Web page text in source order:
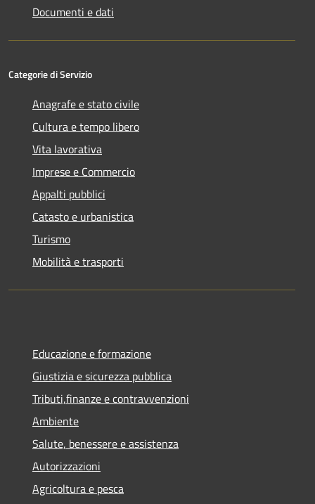
Documenti e dati
Categorie di Servizio
Anagrafe e stato civile
Cultura e tempo libero
Vita lavorativa
Imprese e Commercio
Appalti pubblici
Catasto e urbanistica
Turismo
Mobilità e trasporti
Educazione e formazione
Giustizia e sicurezza pubblica
Tributi,finanze e contravvenzioni
Ambiente
Salute, benessere e assistenza
Autorizzazioni
Agricoltura e pesca